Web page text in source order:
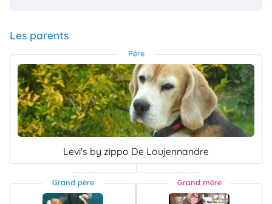
Les parents
Père
Levi's by zippo De Loujennandre
Grand père Grand mère